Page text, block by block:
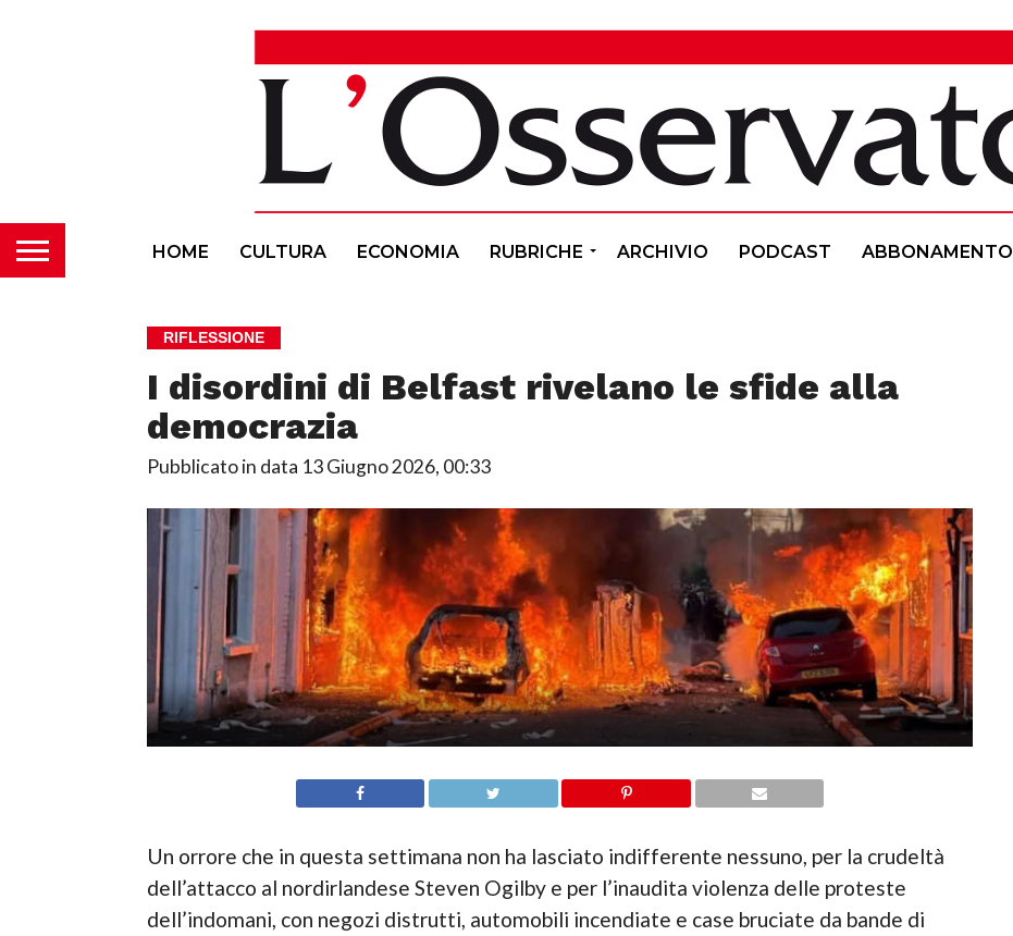
HOME CULTURA ECONOMIA RUBRICHE ARCHIVIO PODCAST ABBONAMENTO
RIFLESSIONE
I disordini di Belfast rivelano le sfide alla
democrazia
Pubblicato in data 13 Giugno 2026, 00:33
Un orrore che in questa settimana non ha lasciato indifferente nessuno, per la crudeltà
dell’attacco al nordirlandese Steven Ogilby e per l’inaudita violenza delle proteste
dell’indomani, con negozi distrutti, automobili incendiate e case bruciate da bande di